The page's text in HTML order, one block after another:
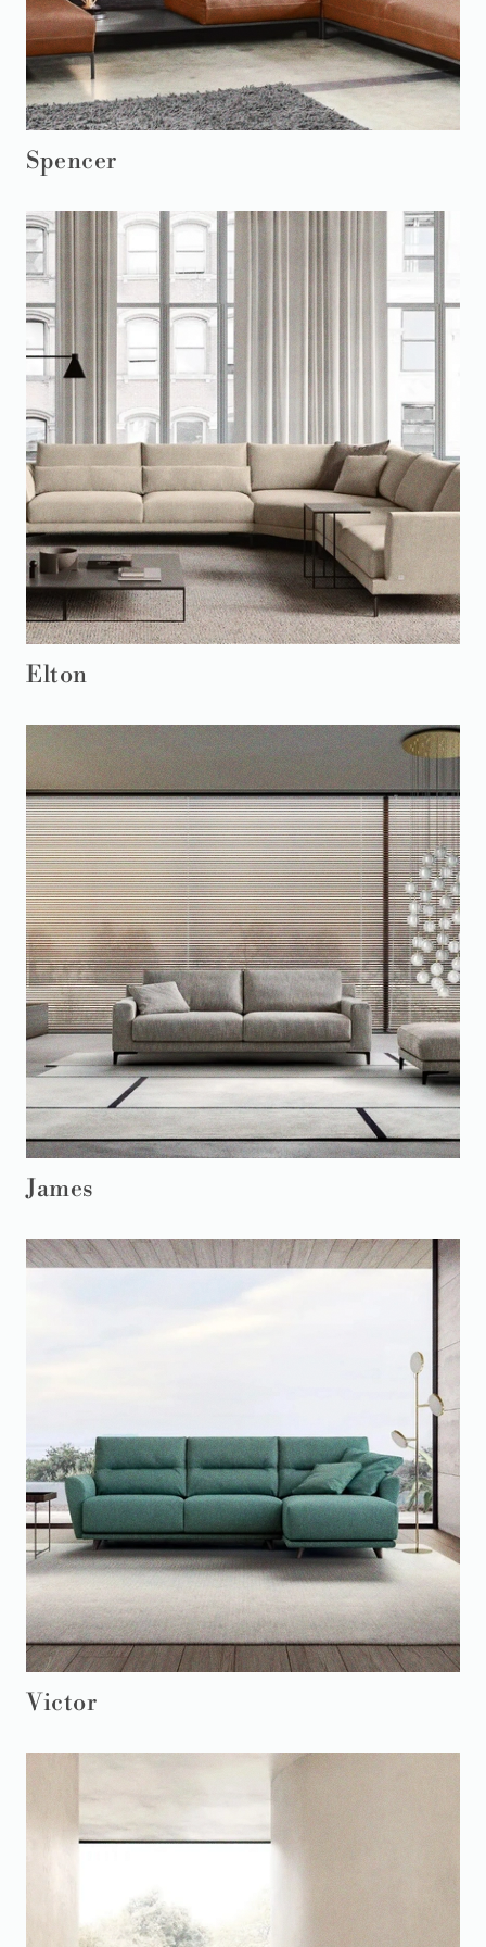
Spencer
Elton
James
Victor